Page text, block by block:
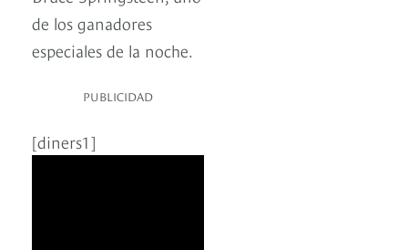
de los ganadores
especiales de la noche.
PUBLICIDAD
[diners1]